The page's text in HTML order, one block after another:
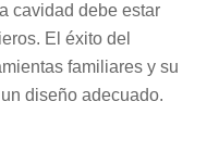
cavidad debe estar
El éxito del
familiares y su
diseño adecuado.